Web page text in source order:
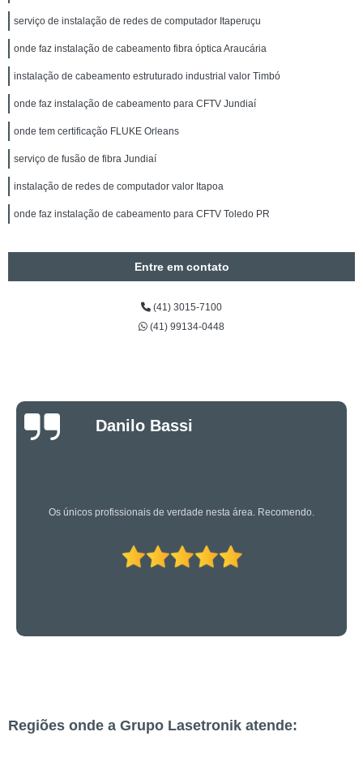
serviço de instalação de redes de computador Itaperuçu
onde faz instalação de cabeamento fibra óptica Araucária
instalação de cabeamento estruturado industrial valor Timbó
onde faz instalação de cabeamento para CFTV Jundiaí
onde tem certificação FLUKE Orleans
serviço de fusão de fibra Jundiaí
instalação de redes de computador valor Itapoa
onde faz instalação de cabeamento para CFTV Toledo PR
Entre em contato
(41) 3015-7100
(41) 99134-0448
Luciano Rueda
Oliveira
Os caras são bons mesmo! Profissionais de primeira!
Regiões onde a Grupo Lasetronik atende: